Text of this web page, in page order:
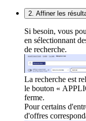
2. Affiner les
Si besoin, vous
en sélectionnant
de recherche.
La recherche est
le bouton «
ferme.
Pour certains
d'offres